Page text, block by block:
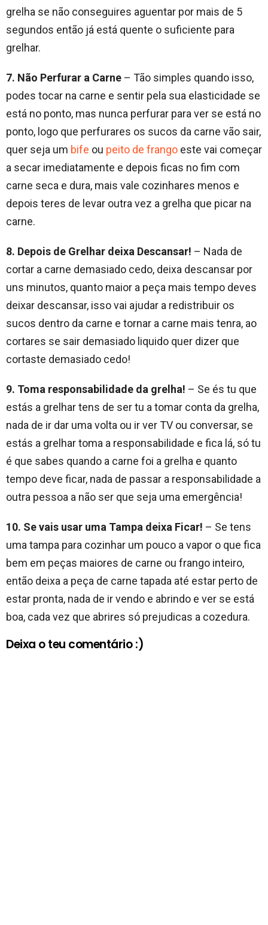
grelha se não conseguires aguentar por mais de 5
segundos então já está quente o suficiente para
grelhar.
7. Não Perfurar a Carne – Tão simples quando isso,
podes tocar na carne e sentir pela sua elasticidade se
está no ponto, mas nunca perfurar para ver se está no
ponto, logo que perfurares os sucos da carne vão sair,
quer seja um bife ou peito de frango este vai começar
a secar imediatamente e depois ficas no fim com
carne seca e dura, mais vale cozinhares menos e
depois teres de levar outra vez a grelha que picar na
carne.
8. Depois de Grelhar deixa Descansar! – Nada de
cortar a carne demasiado cedo, deixa descansar por
uns minutos, quanto maior a peça mais tempo deves
deixar descansar, isso vai ajudar a redistribuir os
sucos dentro da carne e tornar a carne mais tenra, ao
cortares se sair demasiado liquido quer dizer que
cortaste demasiado cedo!
9. Toma responsabilidade da grelha! – Se és tu que
estás a grelhar tens de ser tu a tomar conta da grelha,
nada de ir dar uma volta ou ir ver TV ou conversar, se
estás a grelhar toma a responsabilidade e fica lá, só tu
é que sabes quando a carne foi a grelha e quanto
tempo deve ficar, nada de passar a responsabilidade a
outra pessoa a não ser que seja uma emergência!
10. Se vais usar uma Tampa deixa Ficar! – Se tens
uma tampa para cozinhar um pouco a vapor o que fica
bem em peças maiores de carne ou frango inteiro,
então deixa a peça de carne tapada até estar perto de
estar pronta, nada de ir vendo e abrindo e ver se está
boa, cada vez que abrires só prejudicas a cozedura.
Deixa o teu comentário :)